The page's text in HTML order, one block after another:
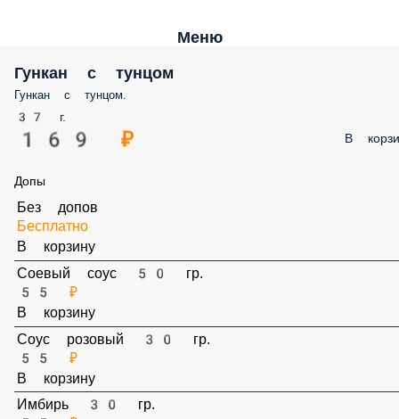
Меню
Гункан с тунцом
Гункан с тунцом.
37 г.
169 ₽ В
Допы
Без допов
Бесплатно
В корзину
Соевый соус 50 гр.
55 ₽
В корзину
Соус розовый 30 гр.
55 ₽
В корзину